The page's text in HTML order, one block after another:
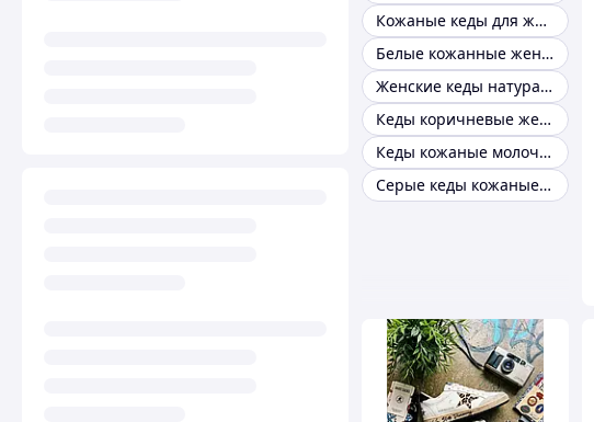
Кожаные кеды для женщин
Белые кожанные женские кеды
Женские кеды натуральная кожа весенние
Кеды коричневые женские кожа
Кеды кожаные молочные женские
Серые кеды кожаные женские